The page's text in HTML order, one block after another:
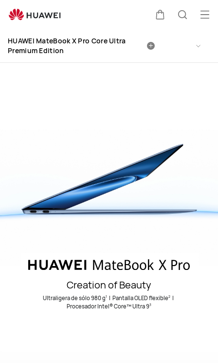
MateBook
Pro
Ultra
Premium
HUAWEI MateBook X Pro Core Ultra
Premium Edition
Creation of Beauty
Ultraligera de sólo 980 g1 | Pantalla OLED flexible2|
Procesador Intel® Core™ Ultra 93